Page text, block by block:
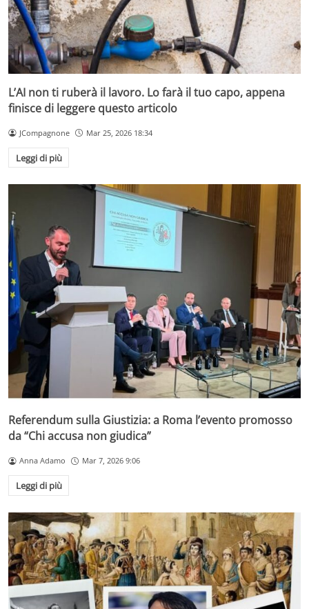
L’AI non ti ruberà il lavoro. Lo farà il tuo capo, appena
finisce di leggere questo articolo
JCompagnone Mar 25, 2026 18:34
Leggi di più
Referendum sulla Giustizia: a Roma l’evento promosso
da “Chi accusa non giudica”
Anna Adamo Mar 7, 2026 9:06
Leggi di più